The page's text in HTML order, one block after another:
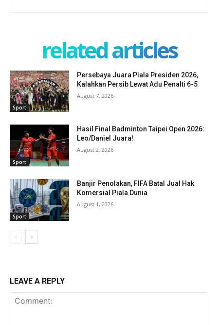
related articles
Sport
Persebaya Juara Piala Presiden 2026,
Kalahkan Persib Lewat Adu Penalti 6-5
August 7, 2026
Sport
Hasil Final Badminton Taipei Open 2026:
Leo/Daniel Juara!
August 2, 2026
Sport
Banjir Penolakan, FIFA Batal Jual Hak
Komersial Piala Dunia
August 1, 2026
LEAVE A REPLY